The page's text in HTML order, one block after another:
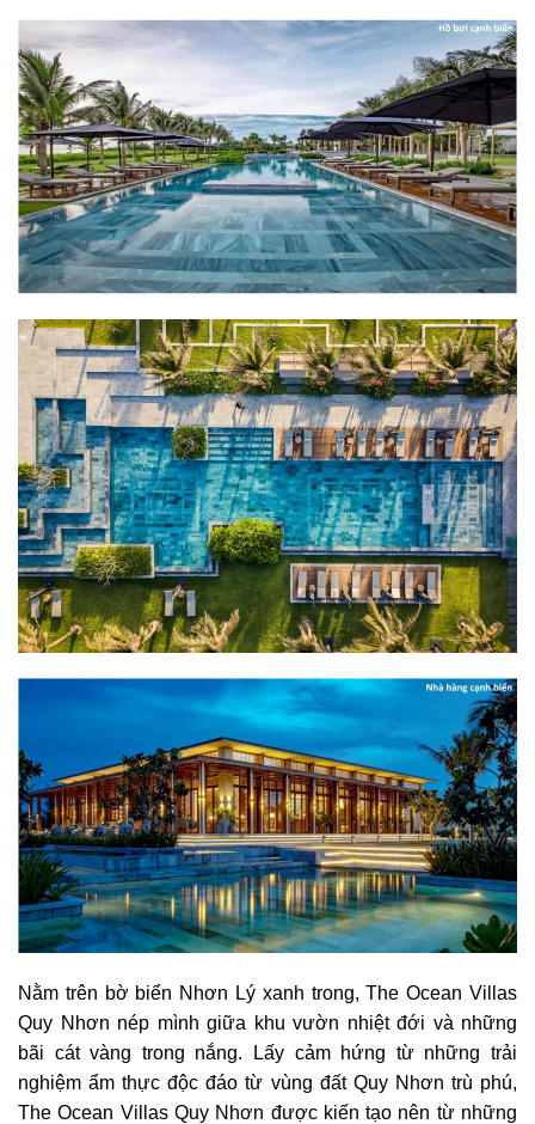
Nằm trên bờ biển Nhơn Lý xanh trong, The Ocean Villas
Quy Nhơn nép mình giữa khu vườn nhiệt đới và những
bãi cát vàng trong nắng. Lấy cảm hứng từ những trải
nghiệm ẩm thực độc đáo từ vùng đất Quy Nhơn trù phú,
The Ocean Villas Quy Nhơn được kiến tạo nên từ những